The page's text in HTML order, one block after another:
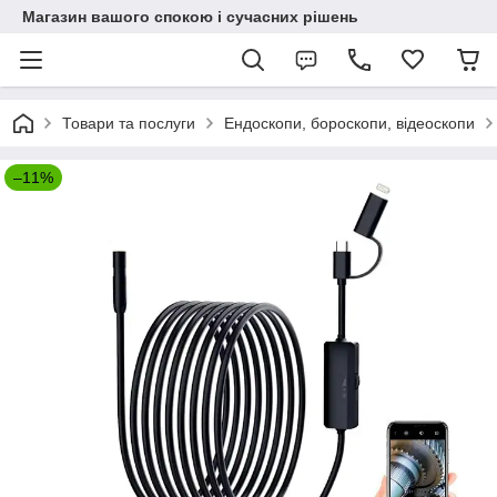
Магазин вашого спокою і сучасних рішень
Товари та послуги Ендоскопи, бороскопи, відеоскопи
–11%